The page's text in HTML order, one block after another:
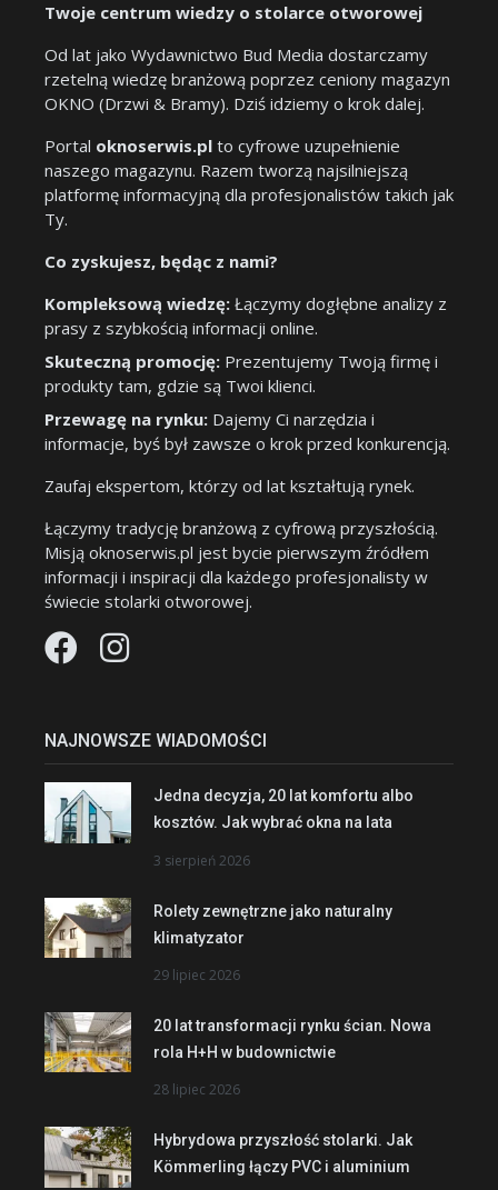
Twoje centrum wiedzy o stolarce otworowej
Od lat jako Wydawnictwo Bud Media dostarczamy
rzetelną wiedzę branżową poprzez ceniony magazyn
OKNO (Drzwi & Bramy). Dziś idziemy o krok dalej.
Portal oknoserwis.pl to cyfrowe uzupełnienie
naszego magazynu. Razem tworzą najsilniejszą
platformę informacyjną dla profesjonalistów takich jak
Ty.
Co zyskujesz, będąc z nami?
Kompleksową wiedzę: Łączymy dogłębne analizy z
prasy z szybkością informacji online.
Skuteczną promocję: Prezentujemy Twoją firmę i
produkty tam, gdzie są Twoi klienci.
Przewagę na rynku: Dajemy Ci narzędzia i
informacje, byś był zawsze o krok przed konkurencją.
Zaufaj ekspertom, którzy od lat kształtują rynek.
Łączymy tradycję branżową z cyfrową przyszłością.
Misją oknoserwis.pl jest bycie pierwszym źródłem
informacji i inspiracji dla każdego profesjonalisty w
świecie stolarki otworowej.
NAJNOWSZE WIADOMOŚCI
Jedna decyzja, 20 lat komfortu albo
kosztów. Jak wybrać okna na lata
3 sierpień 2026
Rolety zewnętrzne jako naturalny
klimatyzator
29 lipiec 2026
20 lat transformacji rynku ścian. Nowa
rola H+H w budownictwie
28 lipiec 2026
Hybrydowa przyszłość stolarki. Jak
Kömmerling łączy PVC i aluminium